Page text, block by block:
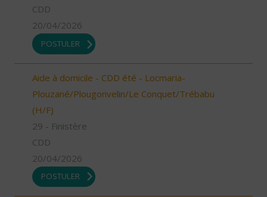
CDD
20/04/2026
POSTULER
Aide à domicile - CDD été - Locmaria-
Plouzané/Plougonvelin/Le Conquet/Trébabu
(H/F)
29 - Finistère
CDD
20/04/2026
POSTULER